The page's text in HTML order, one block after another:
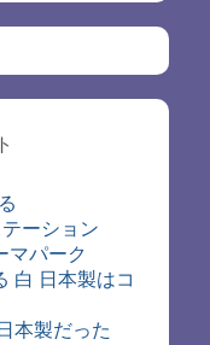
ーション
マパーク
白 日本製はコ
本製だった